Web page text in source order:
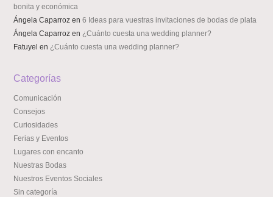
bonita y económica
Ángela Caparroz en6 Ideas para vuestras invitaciones de bodas de plata
Ángela Caparroz en ¿Cuánto cuesta una wedding planner?
Fatuyel en ¿Cuánto cuesta una wedding planner?
Categorías
Comunicación
Consejos
Curiosidades
Ferias y Eventos
Lugares con encanto
Nuestras Bodas
Nuestros Eventos Sociales
Sin categoría